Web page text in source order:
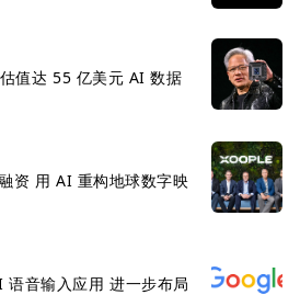
值达 55 亿美元 AI 数据
资 用 AI 重构地球数字映
音输入应用 进一步布局